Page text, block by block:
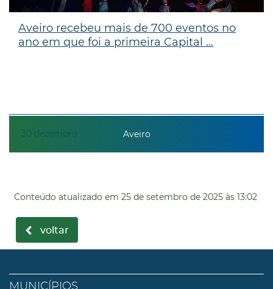
30 dezembro
Aveiro recebeu mais de 700 eventos no
ano em que foi a primeira Capital ...
Aveiro
Conteúdo atualizado em 25 de setembro de 2025 às 13:02
voltar
MUNICÍPIOS